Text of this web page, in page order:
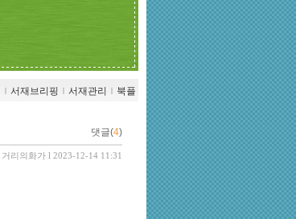
ｌ 서재브리핑 ｌ 서재관리 ｌ 북플
댓글(4)
거리의화가 l 2023-12-14 11:31